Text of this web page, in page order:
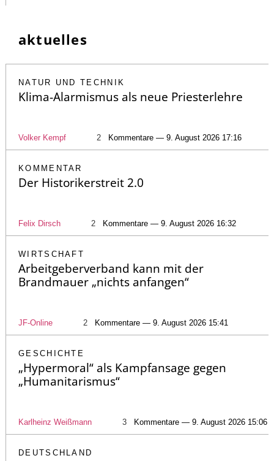
aktuelles
NATUR UND TECHNIK
Klima-Alarmismus als neue Priesterlehre
Volker Kempf 2 Kommentare — 9. August 2026 17:16
KOMMENTAR
Der Historikerstreit 2.0
Felix Dirsch 2 Kommentare — 9. August 2026 16:32
WIRTSCHAFT
Arbeitgeberverband kann mit der
Brandmauer „nichts anfangen“
JF-Online 2 Kommentare — 9. August 2026 15:41
GESCHICHTE
„Hypermoral“ als Kampfansage gegen
„Humanitarismus“
Karlheinz Weißmann 3 Kommentare — 9. August 2026 15:06
DEUTSCHLAND